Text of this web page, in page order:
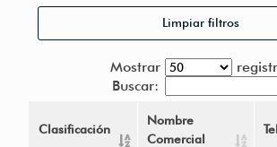
Limpiar filtros
Mostrar
Buscar:
Clasificación
Nombre
Comercial